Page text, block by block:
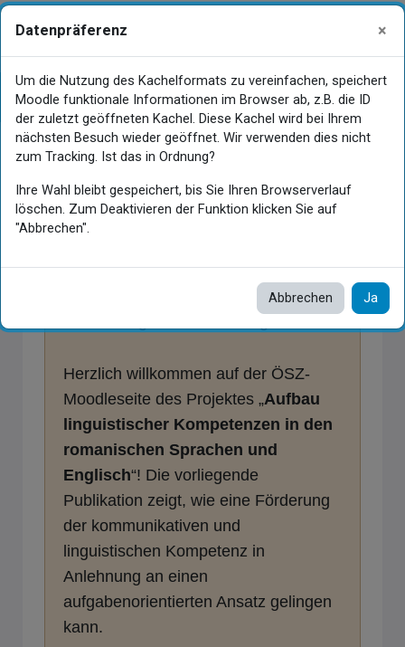
Zum Hauptinhalt
Anmelden
Linguistische Kompetenzen –
Romanische Sprachen und Englisch – B1
Kursindex öffnen
Sehr geehrte Damen und Herren,
Herzlich willkommen auf der ÖSZ-
Moodleseite des Projektes „Aufbau
linguistischer Kompetenzen in den
romanischen Sprachen und
Englisch“! Die vorliegende
Publikation zeigt, wie eine Förderung
der kommunikativen und
linguistischen Kompetenz in
Anlehnung an einen
aufgabenorientierten Ansatz gelingen
kann.
Datenpräferenz ×
Um die Nutzung des Kachelformats zu vereinfachen, speichert
Moodle funktionale Informationen im Browser ab, z.B. die ID
der zuletzt geöffneten Kachel. Diese Kachel wird bei Ihrem
nächsten Besuch wieder geöffnet. Wir verwenden dies nicht
zum Tracking. Ist das in Ordnung?
Ihre Wahl bleibt gespeichert, bis Sie Ihren Browserverlauf
löschen. Zum Deaktivieren der Funktion klicken Sie auf
"Abbrechen".
Abbrechen Ja